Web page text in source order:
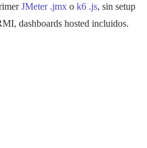
JMeter .jmx o k6 .js, sin setup
dashboards hosted incluidos.